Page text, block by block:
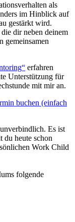
als
im Hinblick auf
gestärkt wird.
dir neben deinem
gemeinsamen
erfahren
Unterstützung für
mit mir an.
buchen (einfach
Es ist
du heute schon
Work Child
folgende